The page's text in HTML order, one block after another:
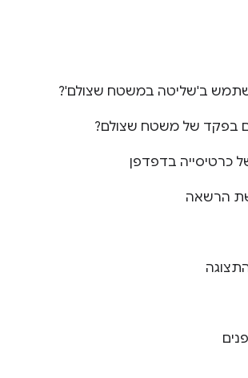
ב'שליטה במשטח שצולם'?
בפקד של משטח שצולם?
כרטיסייה בדפדפן
הרשאה